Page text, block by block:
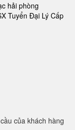
hải phòng
Tuyển Đại Lý Cấp
của khách hàng